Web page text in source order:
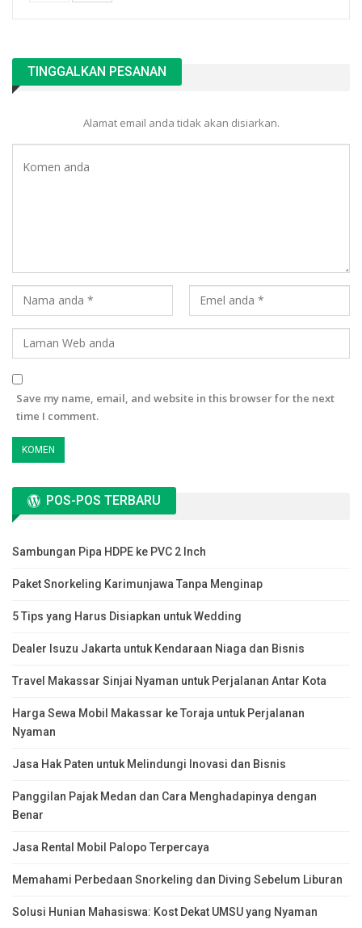
TINGGALKAN PESANAN
Alamat email anda tidak akan disiarkan.
Save my name, email, and website in this browser for the next
time I comment.
POS-POS TERBARU
Sambungan Pipa HDPE ke PVC 2 Inch
Paket Snorkeling Karimunjawa Tanpa Menginap
5 Tips yang Harus Disiapkan untuk Wedding
Dealer Isuzu Jakarta untuk Kendaraan Niaga dan Bisnis
Travel Makassar Sinjai Nyaman untuk Perjalanan Antar Kota
Harga Sewa Mobil Makassar ke Toraja untuk Perjalanan
Nyaman
Jasa Hak Paten untuk Melindungi Inovasi dan Bisnis
Panggilan Pajak Medan dan Cara Menghadapinya dengan
Benar
Jasa Rental Mobil Palopo Terpercaya
Memahami Perbedaan Snorkeling dan Diving Sebelum Liburan
Solusi Hunian Mahasiswa: Kost Dekat UMSU yang Nyaman